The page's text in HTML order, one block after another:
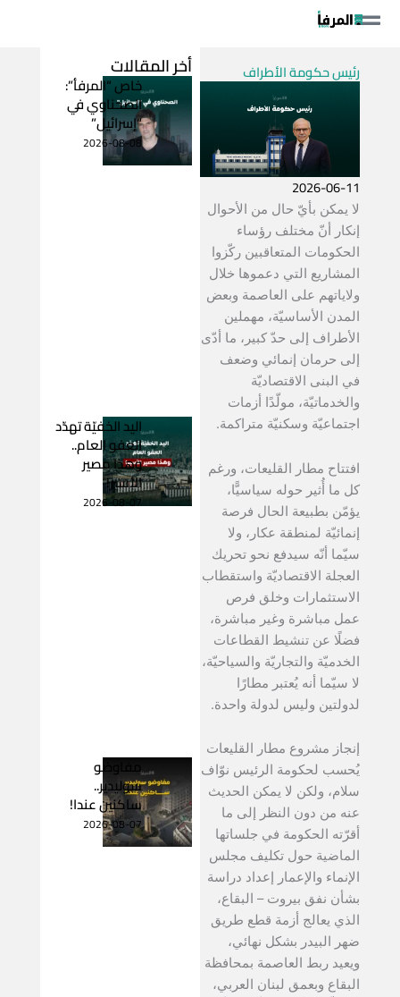
رئيس حكومة الأطراف
2026-06-11
لا يمكن بأيّ حال من الأحوال
إنكار أنّ مختلف رؤساء
الحكومات المتعاقبين ركّزوا
المشاريع التي دعموها خلال
ولاياتهم على العاصمة وبعض
المدن الأساسيّة، مهملين
الأطراف إلى حدّ كبير، ما أدّى
إلى حرمان إنمائي وضعف
في البنى الاقتصاديّة
والخدماتيّة، مولّدًا أزمات
اجتماعيّة وسكنيّة متراكمة.
افتتاح مطار القليعات، ورغم
كل ما أُثير حوله سياسيًّا،
يؤمّن بطبيعة الحال فرصة
إنمائيّة لمنطقة عكار، ولا
سيّما أنّه سيدفع نحو تحريك
العجلة الاقتصاديّة واستقطاب
الاستثمارات وخلق فرص
عمل مباشرة وغير مباشرة،
فضلًا عن تنشيط القطاعات
الخدميّة والتجاريّة والسياحيّة،
لا سيّما أنه يُعتبر مطارًا
لدولتين وليس لدولة واحدة.
إنجاز مشروع مطار القليعات
يُحسب لحكومة الرئيس نوّاف
سلام، ولكن لا يمكن الحديث
عنه من دون النظر إلى ما
أقرّته الحكومة في جلساتها
الماضية حول تكليف مجلس
الإنماء والإعمار إعداد دراسة
بشأن نفق بيروت – البقاع،
الذي يعالج أزمة قطع طريق
ضهر البيدر بشكل نهائي،
ويعيد ربط العاصمة بمحافظة
البقاع وبعمق لبنان العربي،
أخر المقالات
خاص “المرفأ”:
الصحناوي في
“إسرائيل”
2026-08-08
اليد الخفيّة تهدّد
العفو العام..
وهذا مصير
الأسير!
2026-08-07
مفاوضو
سوليدير..
ساكنين عندا!
2026-08-07